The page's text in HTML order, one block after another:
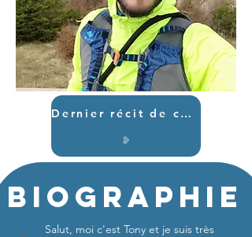
Dernier récit de course
Biographie
Salut, moi c'est Tony et je suis très